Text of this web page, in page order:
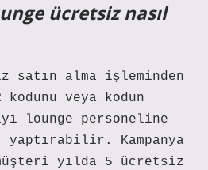
ücretsiz nasıl
satın alma işleminden
veya kodun
lounge personeline
yaptırabilir. Kampanya
müşteri yılda 5 ücretsiz